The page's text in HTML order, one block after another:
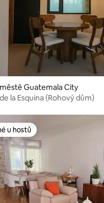
Guatemala City
la Esquina (Rohový dům)
Oblíbené u hostů
u hostů